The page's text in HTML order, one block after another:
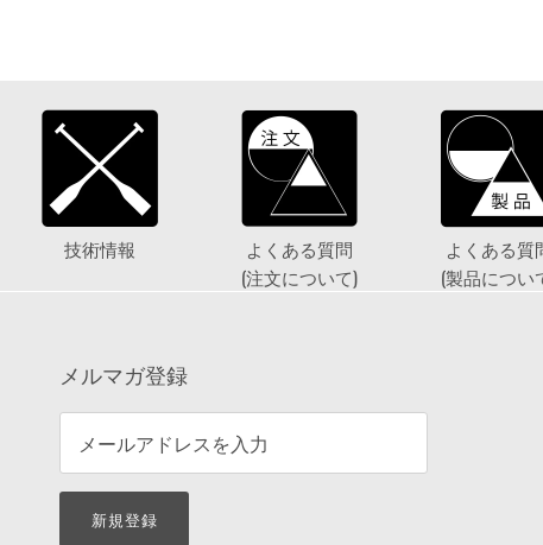
技術情報
よくある質問
(注文について)
よくある質
(製品につい
メルマガ登録
新規登録